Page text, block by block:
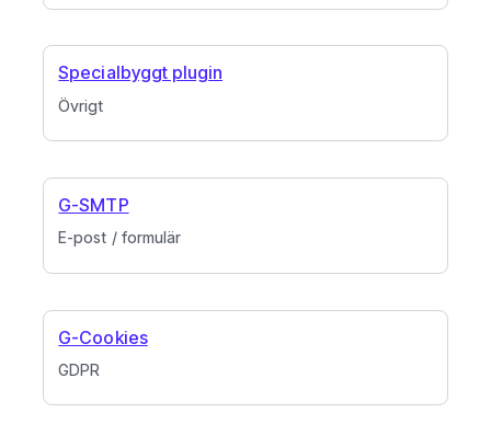
Övrigt
Specialbyggt plugin
E-post / formulär
G-SMTP
GDPR
G-Cookies